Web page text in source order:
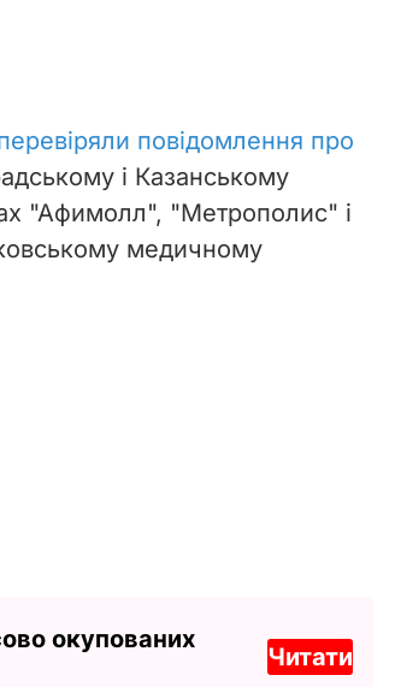
повідомлення про
і Казанському
"Афимолл", "Метрополис" і
медичному
окупованих
Читати